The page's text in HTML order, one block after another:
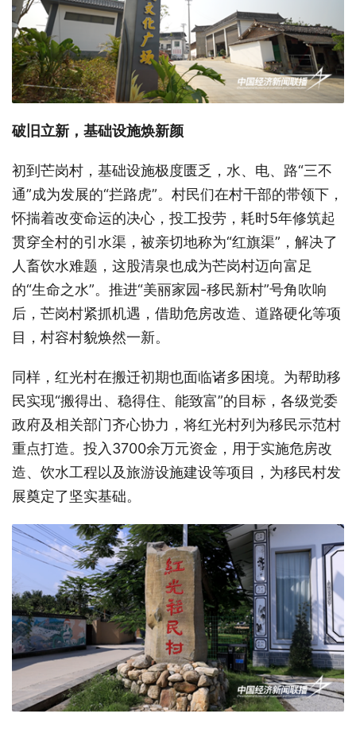
破旧立新，基础设施焕新颜
初到芒岗村，基础设施极度匮乏，水、电、路“三不
通”成为发展的“拦路虎”。村民们在村干部的带领下，
怀揣着改变命运的决心，投工投劳，耗时5年修筑起
贯穿全村的引水渠，被亲切地称为“红旗渠”，解决了
人畜饮水难题，这股清泉也成为芒岗村迈向富足
的“生命之水”。推进“美丽家园-移民新村”号角吹响
后，芒岗村紧抓机遇，借助危房改造、道路硬化等项
目，村容村貌焕然一新。
同样，红光村在搬迁初期也面临诸多困境。为帮助移
民实现“搬得出、稳得住、能致富”的目标，各级党委
政府及相关部门齐心协力，将红光村列为移民示范村
重点打造。投入3700余万元资金，用于实施危房改
造、饮水工程以及旅游设施建设等项目，为移民村发
展奠定了坚实基础。